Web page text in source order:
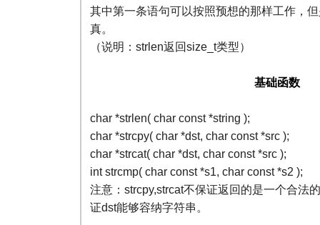
其中第一条语句可以按照预想的那样工作，
真。
（说明：strlen返回size_t类型）
基础函数
char *strlen( char const *string );
char *strcpy( char *dst, char const *src );
char *strcat( char *dst, char const *src );
int strcmp( char const *s1, char const *s2 );
注意：strcpy,strcat不保证返回的是一个合法
证dst能够容纳字符串。